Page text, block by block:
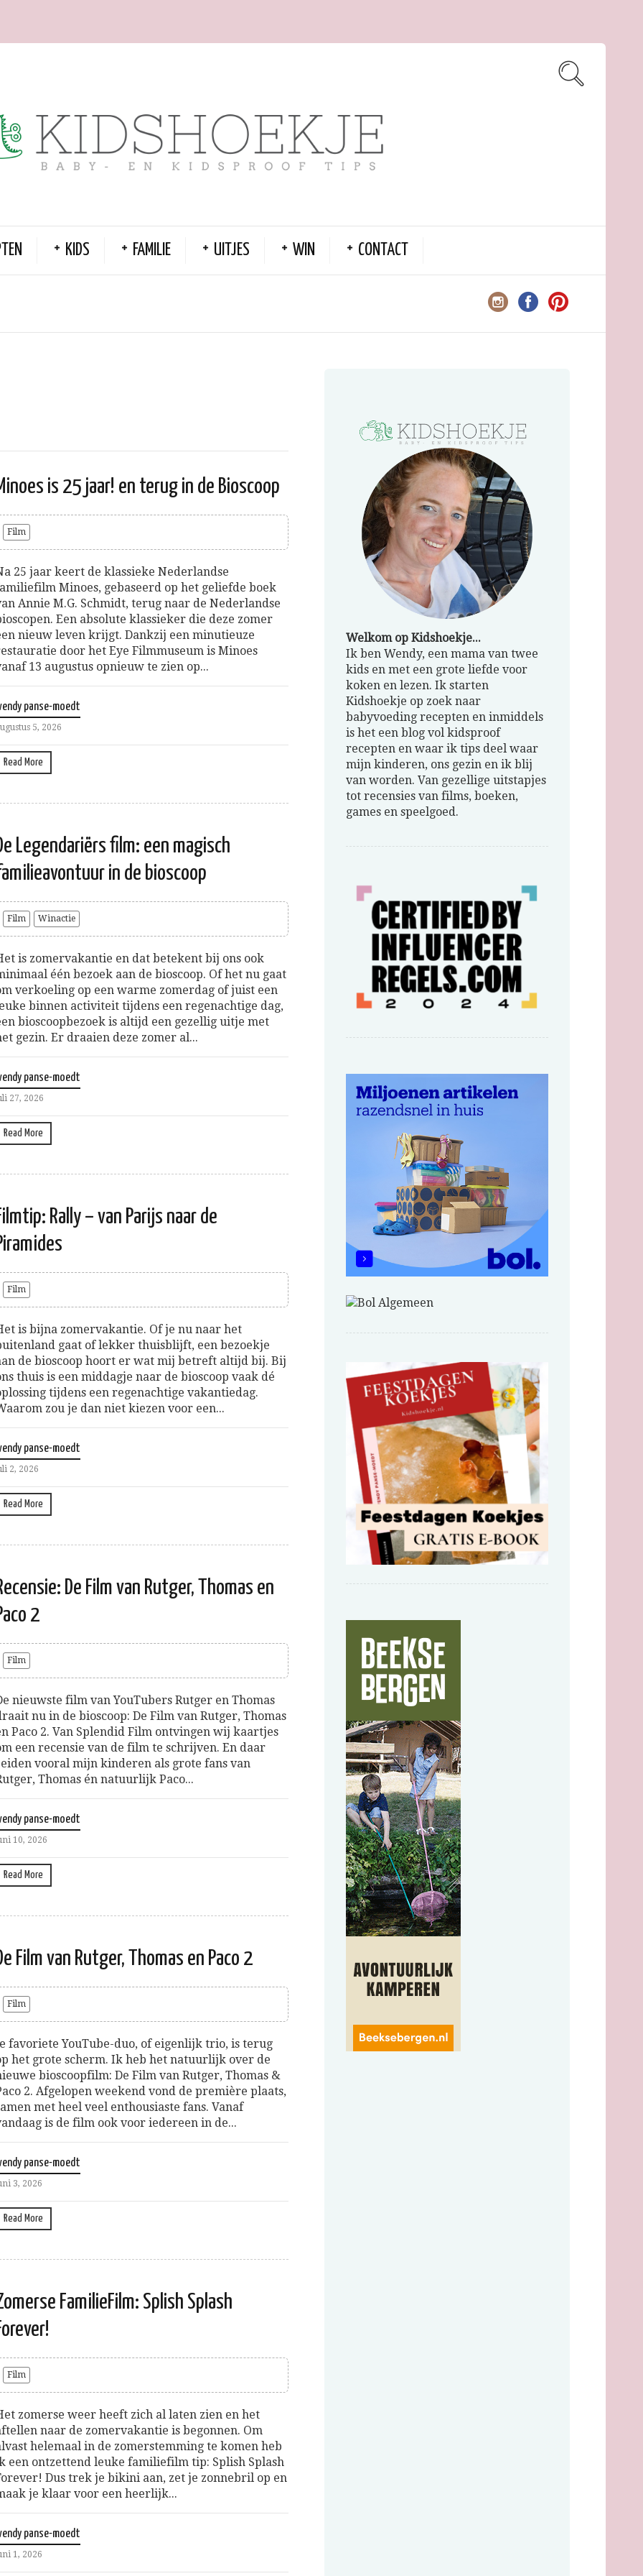
KIDS FAMILIE UITJES WIN CONTACT
is 25 jaar! en terug in de Bioscoop
Film
25 jaar keert de klassieke Nederlandse
Minoes, gebaseerd op het geliefde boek
Annie M.G. Schmidt, terug naar de Nederlandse
Een absolute klassieker die deze zomer
nieuw leven krijgt. Dankzij een minutieuze
door het Eye Filmmuseum is Minoes
13 augustus opnieuw te zien op...
panse-moedt
5, 2026
Read More
Legendariërs film: een magisch
in de bioscoop
Film Winactie
is zomervakantie en dat betekent bij ons ook
één bezoek aan de bioscoop. Of het nu gaat
verkoeling op een warme zomerdag of juist een
binnen activiteit tijdens een regenachtige dag,
bioscoopbezoek is altijd een gezellig uitje met
gezin. Er draaien deze zomer al...
panse-moedt
27, 2026
Read More
Rally – van Parijs naar de
Film
is bijna zomervakantie. Of je nu naar het
gaat of lekker thuisblijft, een bezoekje
de bioscoop hoort er wat mij betreft altijd bij. Bij
thuis is een middagje naar de bioscoop vaak dé
tijdens een regenachtige vakantiedag.
zou je dan niet kiezen voor een...
panse-moedt
2, 2026
Read More
De Film van Rutger, Thomas en
2
Film
nieuwste film van YouTubers Rutger en Thomas
nu in de bioscoop: De Film van Rutger, Thomas
Paco 2. Van Splendid Film ontvingen wij kaartjes
een recensie van de film te schrijven. En daar
vooral mijn kinderen als grote fans van
Thomas én natuurlijk Paco...
panse-moedt
10, 2026
Read More
Film van Rutger, Thomas en Paco 2
Film
favoriete YouTube-duo, of eigenlijk trio, is terug
het grote scherm. Ik heb het natuurlijk over de
bioscoopfilm: De Film van Rutger, Thomas &
2. Afgelopen weekend vond de première plaats,
met heel veel enthousiaste fans. Vanaf
is de film ook voor iedereen in de...
panse-moedt
3, 2026
Read More
FamilieFilm: Splish Splash
Film
zomerse weer heeft zich al laten zien en het
naar de zomervakantie is begonnen. Om
helemaal in de zomerstemming te komen heb
een ontzettend leuke familiefilm tip: Splish Splash
Dus trek je bikini aan, zet je zonnebril op en
je klaar voor een heerlijk...
panse-moedt
1, 2026
Welkom op Kidshoekje...
Ik ben Wendy, een mama van twee
kids en met een grote liefde voor
koken en lezen. Ik starten
Kidshoekje op zoek naar
babyvoeding recepten en inmiddels
is het een blog vol kidsproof
recepten en waar ik tips deel waar
mijn kinderen, ons gezin en ik blij
van worden. Van gezellige uitstapjes
tot recensies van films, boeken,
games en speelgoed.